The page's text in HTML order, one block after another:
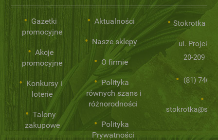
Gazetki
promocyjne
Akcje
promocyjne
Konkursy i
loterie
Talony
zakupowe
Aktualności
Nasze sklepy
O firmie
Polityka
równych szans i
różnorodności
Polityka
Prywatności
Stokrotka
ul.
20-209
(81) 746